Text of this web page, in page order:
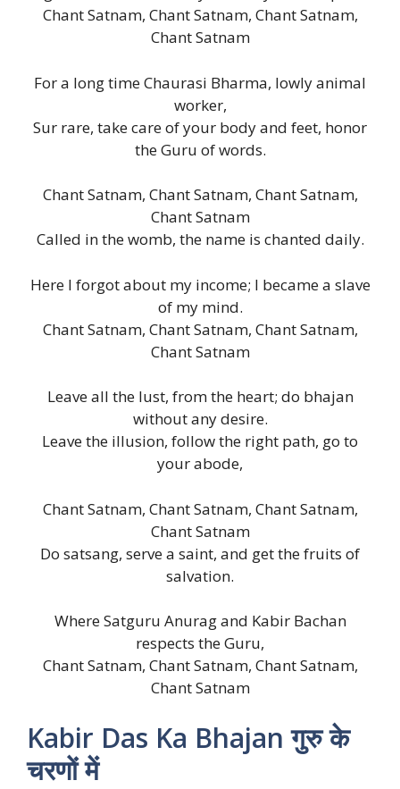
Chant Satnam, Chant Satnam, Chant Satnam,
Chant Satnam
For a long time Chaurasi Bharma, lowly animal
worker,
Sur rare, take care of your body and feet, honor
the Guru of words.
Chant Satnam, Chant Satnam, Chant Satnam,
Chant Satnam
Called in the womb, the name is chanted daily.
Here I forgot about my income; I became a slave
of my mind.
Chant Satnam, Chant Satnam, Chant Satnam,
Chant Satnam
Leave all the lust, from the heart; do bhajan
without any desire.
Leave the illusion, follow the right path, go to
your abode,
Chant Satnam, Chant Satnam, Chant Satnam,
Chant Satnam
Do satsang, serve a saint, and get the fruits of
salvation.
Where Satguru Anurag and Kabir Bachan
respects the Guru,
Chant Satnam, Chant Satnam, Chant Satnam,
Chant Satnam
Kabir Das Ka Bhajan गुरु के
चरणों में